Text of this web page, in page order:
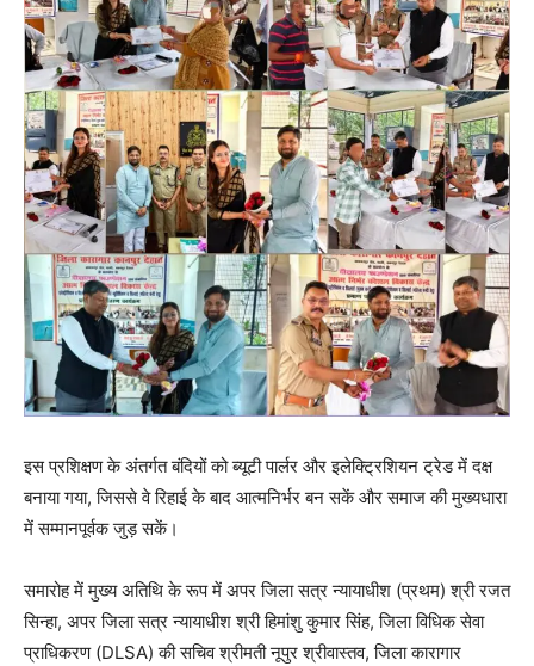
इस प्रशिक्षण के अंतर्गत बंदियों को ब्यूटी पार्लर और इलेक्ट्रिशियन ट्रेड में दक्ष
बनाया गया, जिससे वे रिहाई के बाद आत्मनिर्भर बन सकें और समाज की मुख्यधारा
में सम्मानपूर्वक जुड़ सकें।
समारोह में मुख्य अतिथि के रूप में अपर जिला सत्र न्यायाधीश (प्रथम) श्री रजत
सिन्हा, अपर जिला सत्र न्यायाधीश श्री हिमांशु कुमार सिंह, जिला विधिक सेवा
प्राधिकरण (DLSA) की सचिव श्रीमती नूपुर श्रीवास्तव, जिला कारागार